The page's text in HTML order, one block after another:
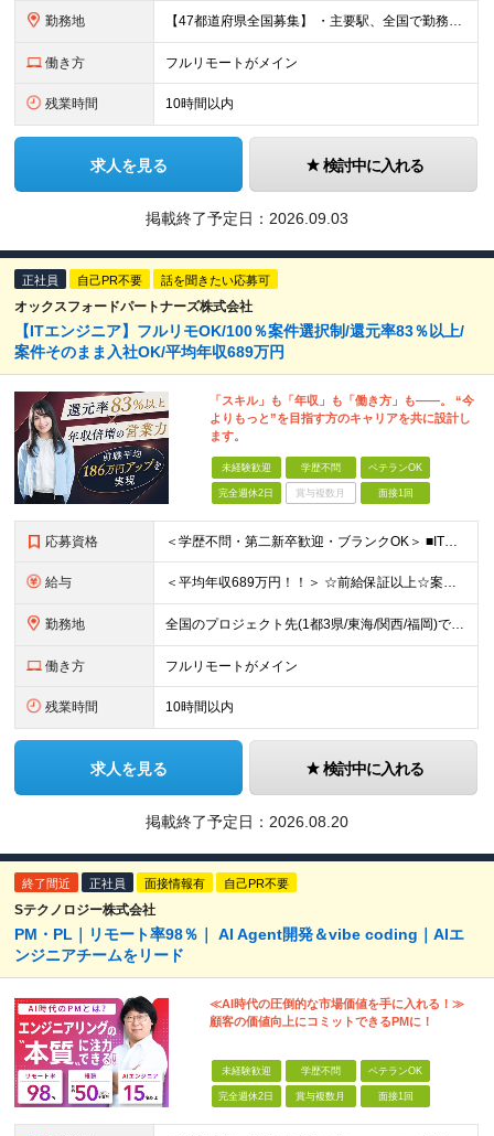
勤務地 【47都道府県全国募集】 ・主要駅、全国で勤務可能！ ・どこに住んでいても応募可能！ 【東京本社】 東京都品川区東品川5-9-2 ≪リモート研修♪⾯接も基本的にオンラインで実施します≫ －主要駅
働き方 フルリモートがメイン
残業時間 10時間以内
求人を見る 検討中に入れる
掲載終了予定日： 2026.09.03
正社員 自己PR不要 話を聞きたい応募可
オックスフォードパートナーズ株式会社
【ITエンジニア】フルリモOK/100％案件選択制/還元率83％以上/
案件そのまま入社OK/平均年収689万円
「スキル」も「年収」も「働き方」も――。 “今
よりもっと”を目指す方のキャリアを共に設計し
ます。
未経験歓迎 学歴不問 ベテランOK
完全週休2日 賞与複数月 面接1回
応募資格 ＜学歴不問・第二新卒歓迎・ブランクOK＞ ■ITシステム／インフラの開発・運用・保守いずれかの工程に携わった経験がある方 ┗ITエンジニアとして、1年以上活躍されている方を想定しています。 ┗分野、
給与 ＜平均年収689万円！！＞ ☆前給保証以上☆案件待機期間も給与保証あり☆ 月給40万円～120万円（固定残業代含む） ※経験や能力を考慮し決定します ※試用期間6カ月あり。条件や待遇に差異はありませ
勤務地 全国のプロジェクト先(1都3県/東海/関西/福岡)での勤務となります。 ★全国から参画可能な案件あり！ ★リモートワーク・リモート併用・常駐案件すべてあり！ ★転居を伴う転勤はナシ ┗1人1人の働き
働き方 フルリモートがメイン
残業時間 10時間以内
求人を見る 検討中に入れる
掲載終了予定日： 2026.08.20
終了間近 正社員 面接情報有 自己PR不要
Sテクノロジー株式会社
PM・PL｜リモート率98％｜ AI Agent開発＆vibe coding｜AIエ
ンジニアチームをリード
≪AI時代の圧倒的な市場価値を手に入れる！≫
顧客の価値向上にコミットできるPMに！
未経験歓迎 学歴不問 ベテランOK
完全週休2日 賞与複数月 面接1回